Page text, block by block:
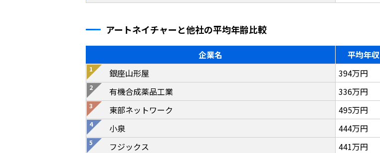
アートネイチャーと他社の平均年齢比較
企業名 平均年収
銀座山形屋
394万円
有機合成薬品工業
336万円
東部ネットワーク
495万円
小泉
444万円
フジックス
441万円